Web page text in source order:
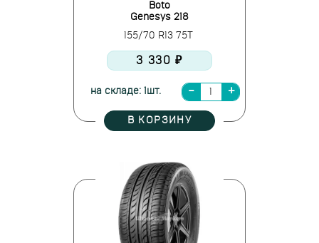
Boto
Genesys 218
155/70 R13 75T
3 330 ₽
на складе: 1шт.
В КОРЗИНУ